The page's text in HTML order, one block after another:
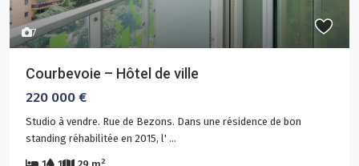
7
Courbevoie – Hôtel de ville
220 000 €
Studio à vendre. Rue de Bezons. Dans une résidence de bon
standing réhabilitée en 2015, l' ...
2